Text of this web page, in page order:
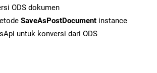
ODS dokumen
SaveAsPostDocument instance
untuk konversi dari ODS